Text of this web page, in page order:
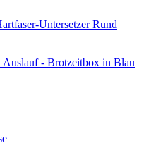
Untersetzer Rund
Auslauf - Brotzeitbox in Blau